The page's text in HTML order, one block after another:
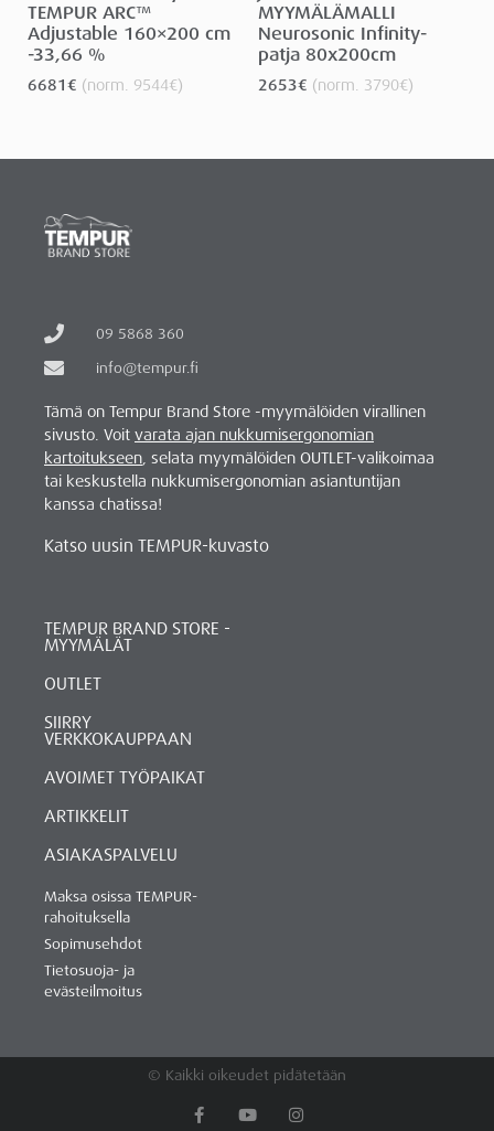
TEMPUR ARC™
Adjustable 160×200 cm
-33,66 %
6681€ (norm. 9544€)
MYYMÄLÄMALLI
Neurosonic Infinity-
patja 80x200cm
2653€ (norm. 3790€)
09 5868 360
info@tempur.fi
Tämä on Tempur Brand Store -myymälöiden virallinen
sivusto. Voit varata ajan nukkumisergonomian
kartoitukseen , selata myymälöiden OUTLET-valikoimaa
tai keskustella nukkumisergonomian asiantuntijan
kanssa chatissa!
Katso uusin TEMPUR-kuvasto
TEMPUR BRAND STORE -
MYYMÄLÄT
OUTLET
SIIRRY
VERKKOKAUPPAAN
AVOIMET TYÖPAIKAT
ARTIKKELIT
ASIAKASPALVELU
Maksa osissa TEMPUR-
rahoituksella
Sopimusehdot
Tietosuoja- ja
evästeilmoitus
© Kaikki oikeudet pidätetään